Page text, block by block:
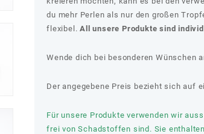
du mehr Perlen als nur den großen
flexibel.All unsere Produkte sind
Wende dich bei besonderen Wünschen
Der angegebene Preis bezieht sich
Für unsere Produkte verwenden wir
frei von Schadstoffen sind. Sie